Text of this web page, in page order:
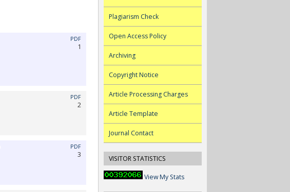
Plagiarism Check
Open Access Policy
Archiving
Copyright Notice
Article Processing Charges
Article Template
Journal Contact
VISITOR STATISTICS
View My Stats
PDF
1
PDF
2
PDF
3